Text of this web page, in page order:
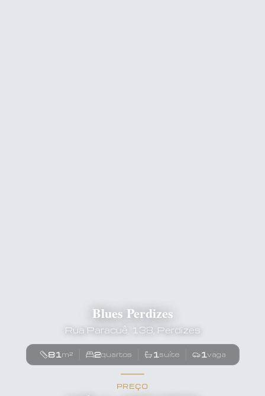
Blues Perdizes
Rua Paracuê, 138, Perdizes
81m² 2quartos 1suíte 1vaga
PREÇO